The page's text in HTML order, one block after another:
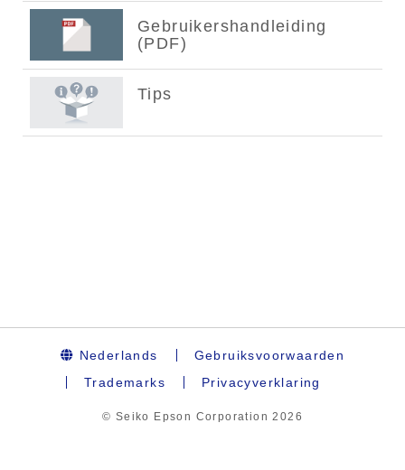
Nederlands
Gebruiksvoorwaarden
Trademarks
Privacyverklaring
© Seiko Epson Corporation2026